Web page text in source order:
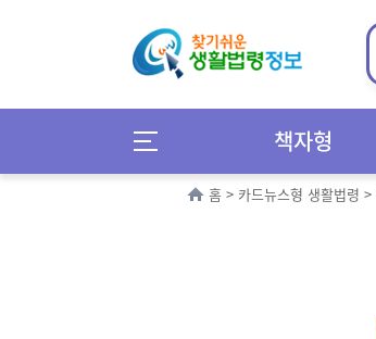
책자형
홈 > 카드뉴스형 생활법령 >